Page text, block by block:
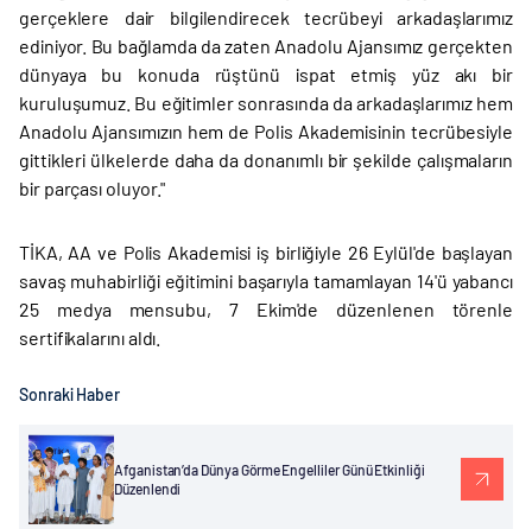
gerçeklere dair bilgilendirecek tecrübeyi arkadaşlarımız
ediniyor. Bu bağlamda da zaten Anadolu Ajansımız gerçekten
dünyaya bu konuda rüştünü ispat etmiş yüz akı bir
kuruluşumuz. Bu eğitimler sonrasında da arkadaşlarımız hem
Anadolu Ajansımızın hem de Polis Akademisinin tecrübesiyle
gittikleri ülkelerde daha da donanımlı bir şekilde çalışmaların
bir parçası oluyor."
TİKA, AA ve Polis Akademisi iş birliğiyle 26 Eylül'de başlayan
savaş muhabirliği eğitimini başarıyla tamamlayan 14'ü yabancı
25 medya mensubu, 7 Ekim'de düzenlenen törenle
sertifikalarını aldı.
Sonraki Haber
​Afganistan’da Dünya Görme Engelliler Günü Etkinliği
Düzenlendi